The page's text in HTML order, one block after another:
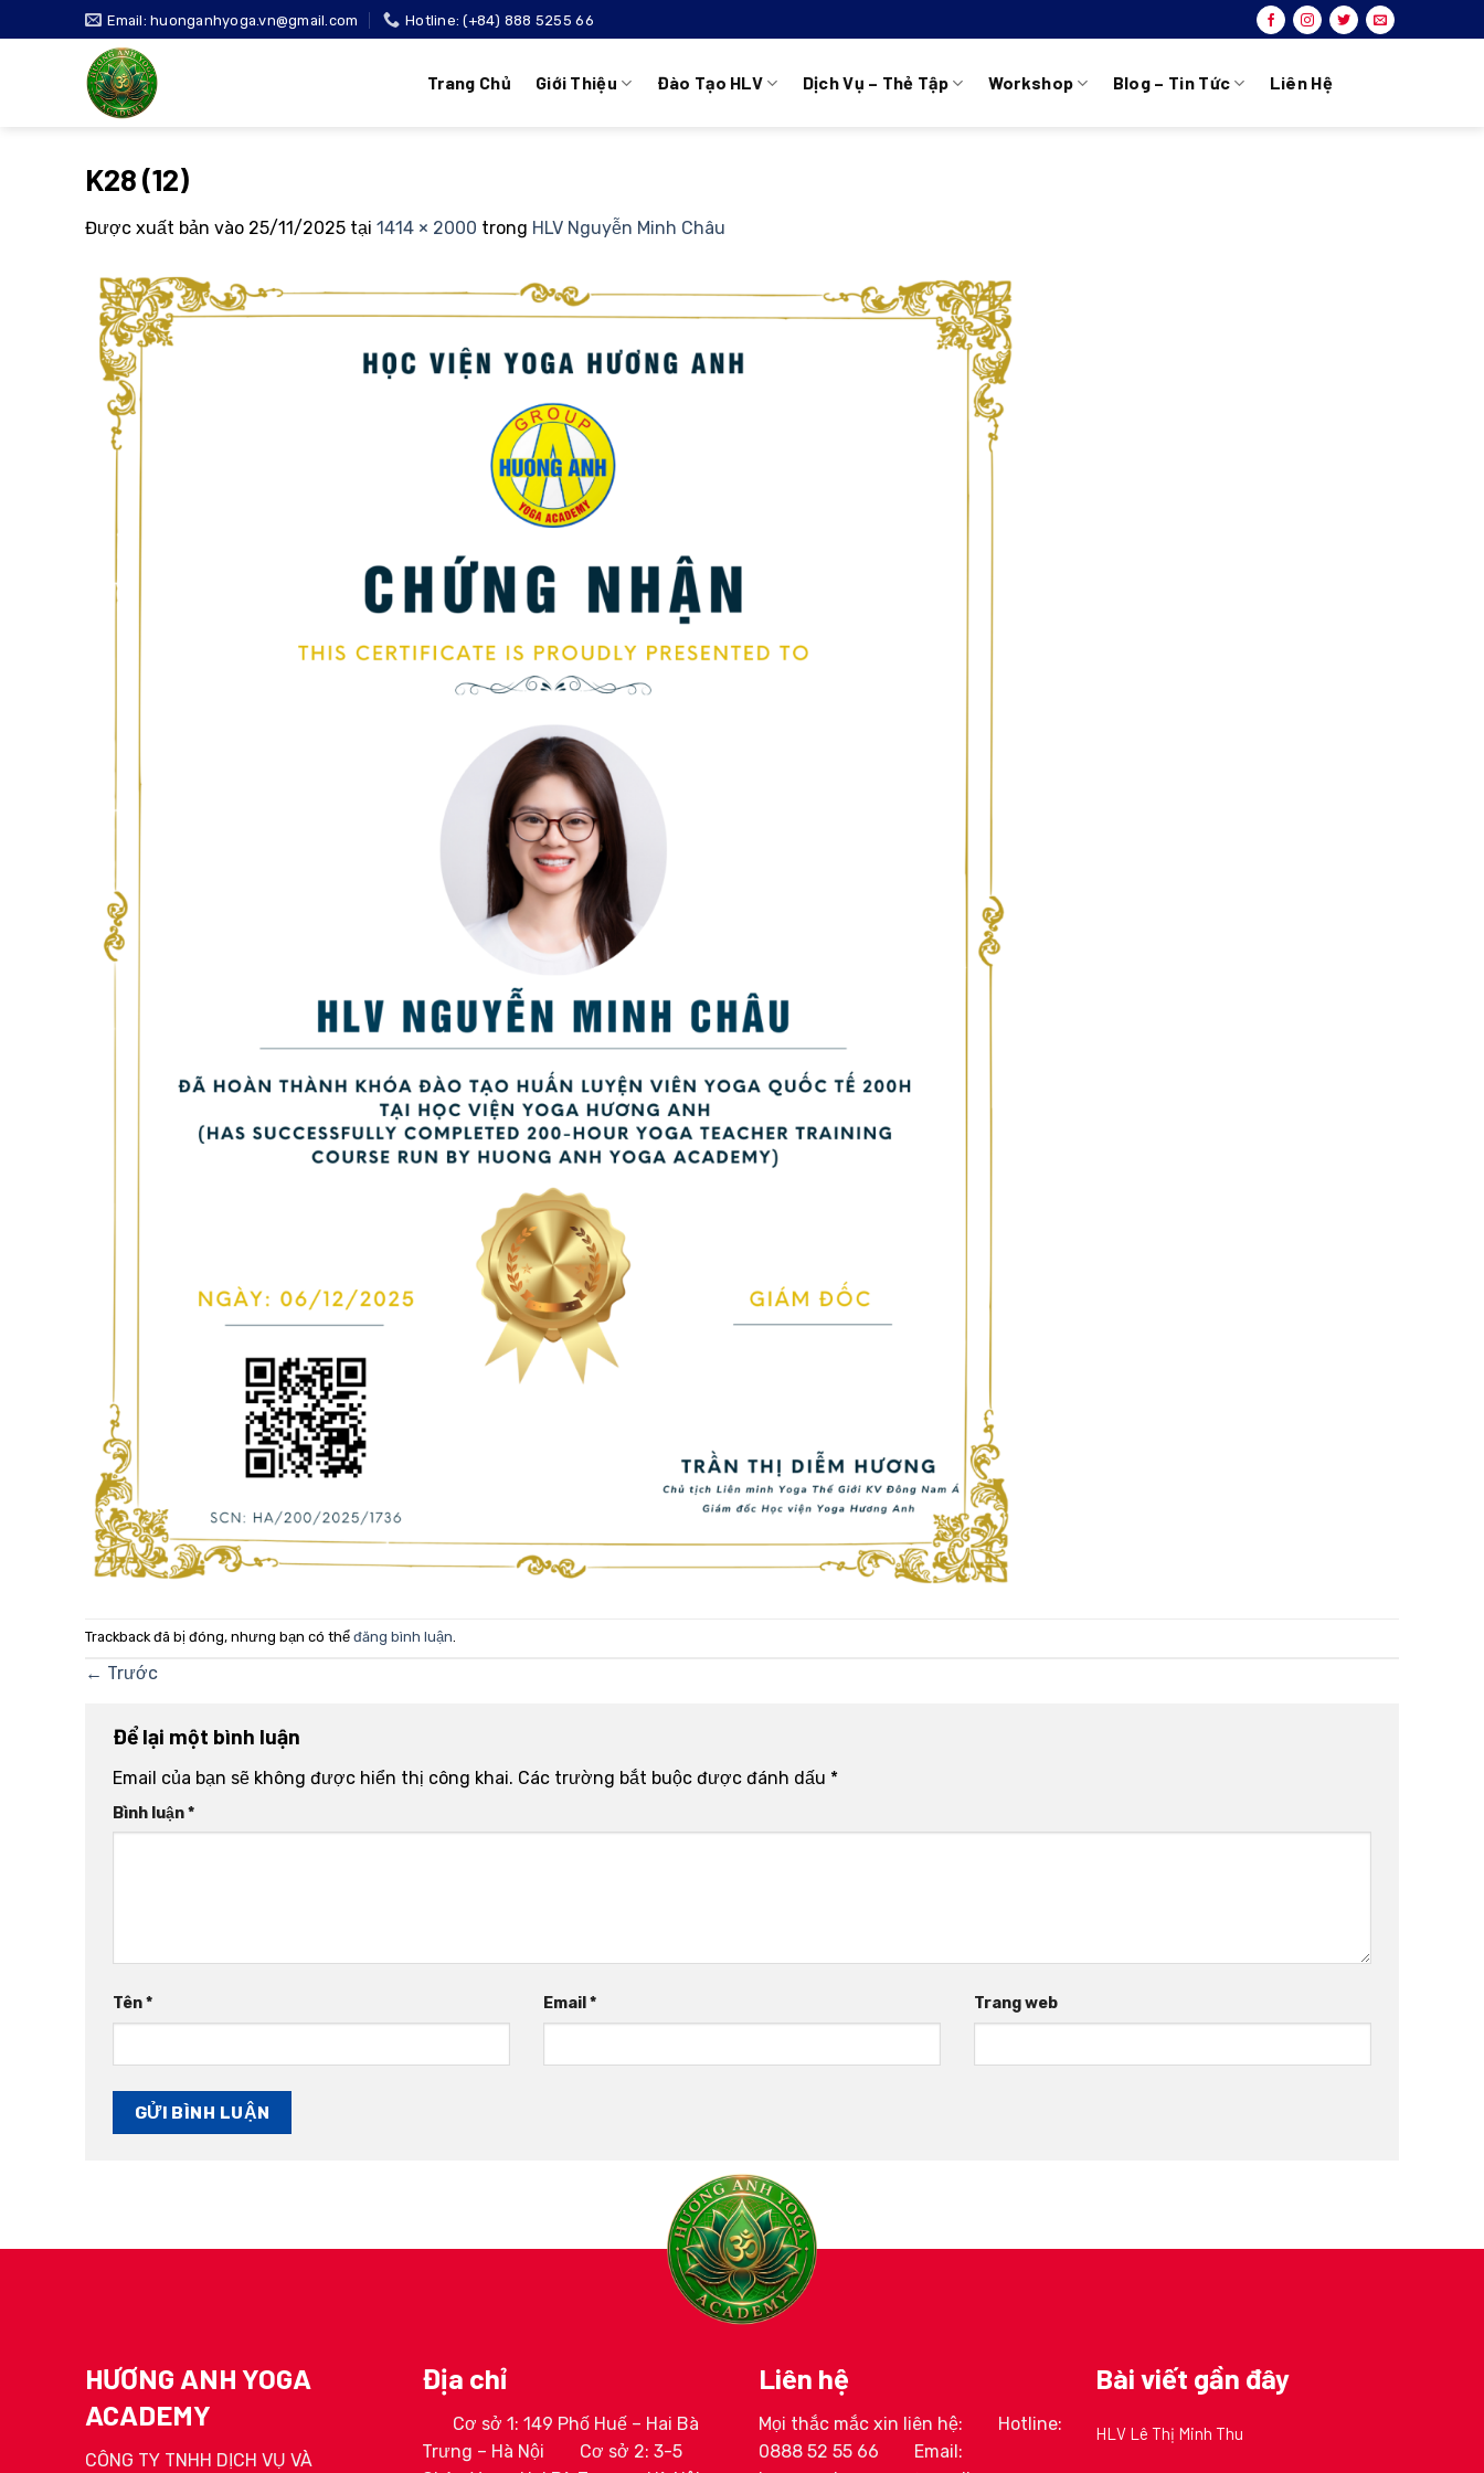
qua
Email: huonganhyoga.vn@gmail.com Hotline: (+84) 888 5255 66
Trang Chủ Giới Thiệu Đào Tạo HLV Dịch Vụ – Thẻ Tập Workshop Blog – Tin Tức Liên Hệ
K28 (12)
Được xuất bản vào 25/11/2025 tại 1414 × 2000 trong HLV Nguyễn Minh Châu
Trackback đã bị đóng, nhưng bạn có thể đăng bình luận.
← Trước
Để lại một bình luận
Email của bạn sẽ không được hiển thị công khai. Các trường bắt buộc được đánh dấu *
Bình luận*
Tên* Email * Trang web
HƯƠNG ANH YOGA
ACADEMY
CÔNG TY TNHH DỊCH VỤ VÀ
Địa chỉ
Cơ sở 1: 149 Phố Huế – Hai Bà
Trưng – Hà Nội
Cơ sở 2: 3-5
Liên hệ
Mọi thắc mắc xin liên hệ:
Hotline:
0888 52 55 66
Email:
Bài viết gần đây
HLV Lê Thị Minh Thu
HLV Trịnh Huyền My HLV Lê Thị Trang